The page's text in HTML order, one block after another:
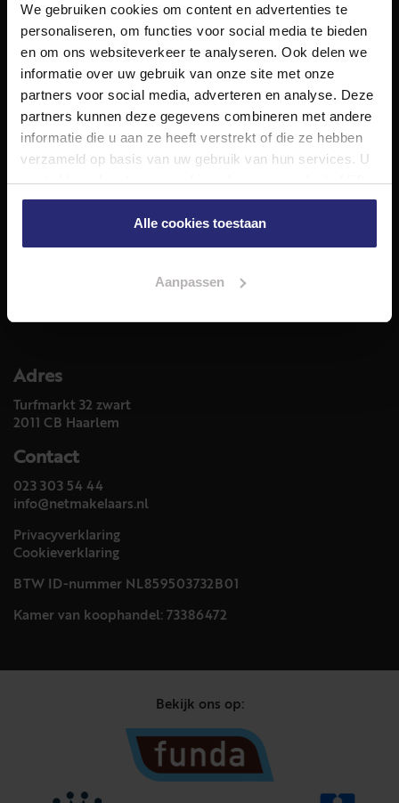
We gebruiken cookies om content en advertenties te
personaliseren, om functies voor social media te bieden
en om ons websiteverkeer te analyseren. Ook delen we
informatie over uw gebruik van onze site met onze
partners voor social media, adverteren en analyse. Deze
partners kunnen deze gegevens combineren met andere
informatie die u aan ze heeft verstrekt of die ze hebben
verzameld op basis van uw gebruik van hun services. U
gaat akkoord met onze cookies als u onze website blijft
gebruiken.
Alle cookies toestaan
Aanpassen
NET Makelaars is een modern makelaarskantoor met
decennialange ervaring in het vak en diepgaande kennis
van de huizenmarkt in Haarlem en omstreken.
Volg ons op
Diensten
Aankoop
Meer informatie over
Adres
Turfmarkt 32 zwart
2011 CB Haarlem
Contact
023 303 54 44
info@netmakelaars.nl
Privacyverklaring
Cookieverklaring
BTW ID-nummer NL859503732B01
Kamer van koophandel: 73386472
Bekijk ons op: